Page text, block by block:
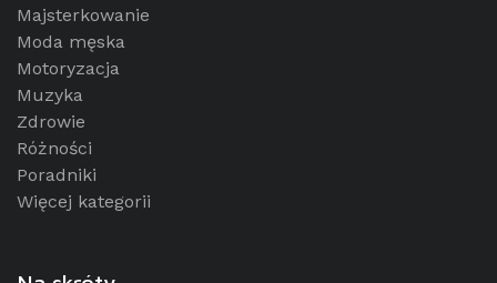
Majsterkowanie
Moda męska
Motoryzacja
Muzyka
Zdrowie
Różności
Poradniki
Więcej kategorii